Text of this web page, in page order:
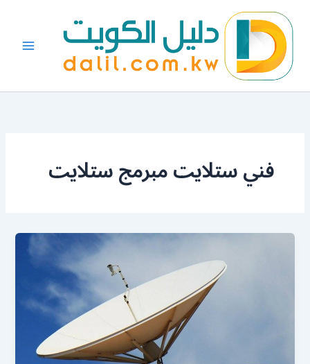
المحتوى
فني ستلايت مبرمج ستلايت